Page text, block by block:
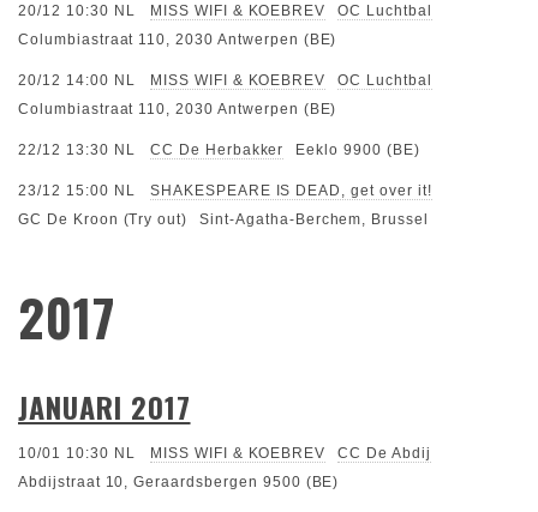
20/12 10:30 NL MISS WIFI & KOEBREV
OC Luchtbal
Columbiastraat 110, 2030 Antwerpen (BE)
20/12 14:00 NL MISS WIFI & KOEBREV
OC Luchtbal
Columbiastraat 110, 2030 Antwerpen (BE)
22/12 13:30 NL CC De Herbakker Eeklo 9900 (BE)
23/12 15:00 NL
SHAKESPEARE IS DEAD, get over it!
GC De Kroon (Try out)
Sint-Agatha-Berchem, Brussel
2017
JANUARI 2017
10/01 10:30 NL MISS WIFI & KOEBREV
CC De Abdij
Abdijstraat 10, Geraardsbergen 9500 (BE)